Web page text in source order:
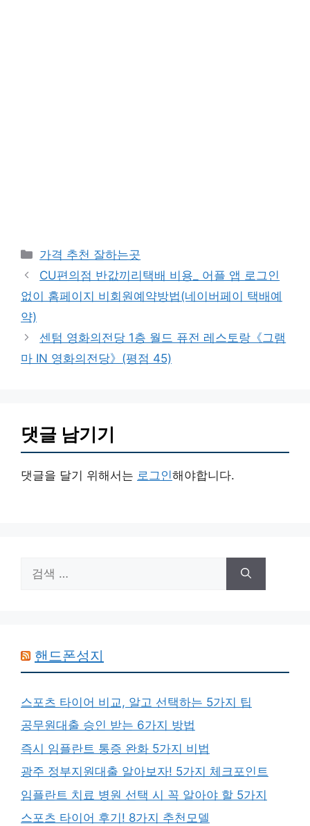
카
테
리
가격 추천 잘하는곳
CU편의점 반값끼리택배 비용_ 어플 앱 로그인
없이 홈페이지 비회원예약방법(네이버페이 택배예
약)
센텀 영화의전당 1층 월드 퓨전 레스토랑《그램
마 IN 영화의전당》(평점 45)
댓글 남기기
댓글을 달기 위해서는 로그인해야합니다.
색:
핸드폰성지
스포츠 타이어 비교, 알고 선택하는 5가지 팁
공무원대출 승인 받는 6가지 방법
즉시 임플란트 통증 완화 5가지 비법
광주 정부지원대출 알아보자! 5가지 체크포인트
임플란트 치료 병원 선택 시 꼭 알아야 할 5가지
스포츠 타이어 후기! 8가지 추천모델